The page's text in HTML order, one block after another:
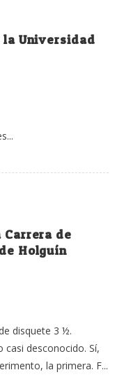
la Universidad
de
Holguín
disquete 3 ½.
casi desconocido. Sí,
la primera. F...